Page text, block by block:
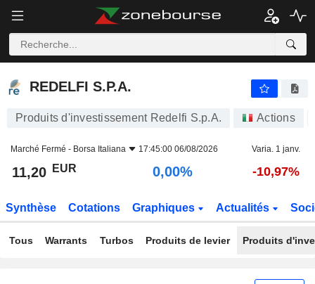
REDELFI S.P.A.
REDELFI S.P.A.
Produits d'investissement Redelfi S.p.A. Actions
Marché Fermé - Borsa Italiana 17:45:00 06/08/2026 Varia. 1 janv.
11,20 EUR 0,00% -10,97%
Synthèse Cotations Graphiques Actualités
Tous Warrants Turbos Produits de levier Produits